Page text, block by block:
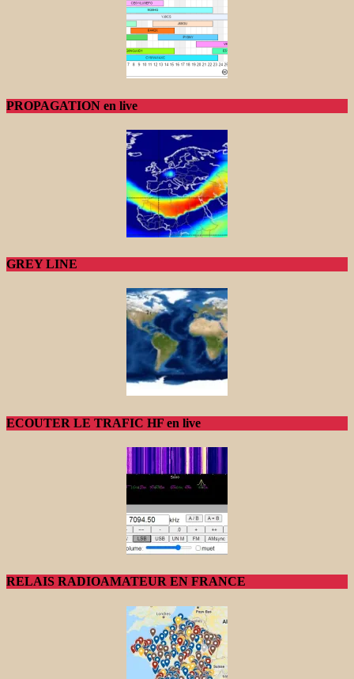
PROPAGATION en live
GREY LINE
ECOUTER LE TRAFIC HF en live
RELAIS RADIOAMATEUR EN FRANCE